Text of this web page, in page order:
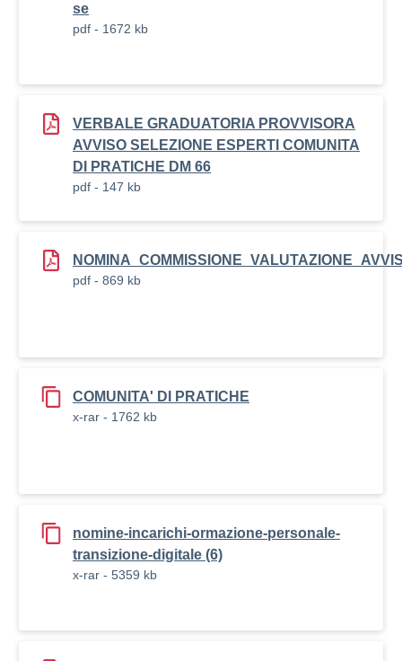
se
pdf - 1672 kb
VERBALE GRADUATORIA PROVVISORA
AVVISO SELEZIONE ESPERTI COMUNITA
DI PRATICHE DM 66
pdf - 147 kb
pdf - 869 kb
COMUNITA' DI PRATICHE
x-rar - 1762 kb
nomine-incarichi-ormazione-personale-
transizione-digitale (6)
x-rar - 5359 kb